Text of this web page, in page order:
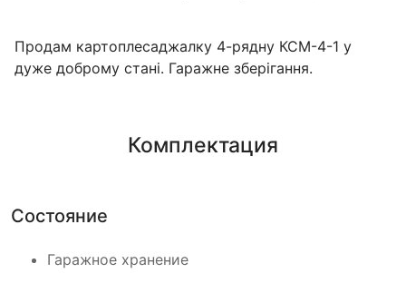
Продам картоплесаджалку 4-рядну КСМ-4-1 у
дуже доброму стані. Гаражне зберігання.
Комплектация
Состояние
Гаражное хранение